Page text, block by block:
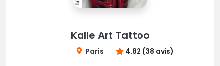
Kalie Art Tattoo
Paris 4.82 (38 avis)